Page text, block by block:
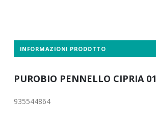
INFORMAZIONI PRODOTTO
PUROBIO PENNELLO CIPRIA 01
935544864